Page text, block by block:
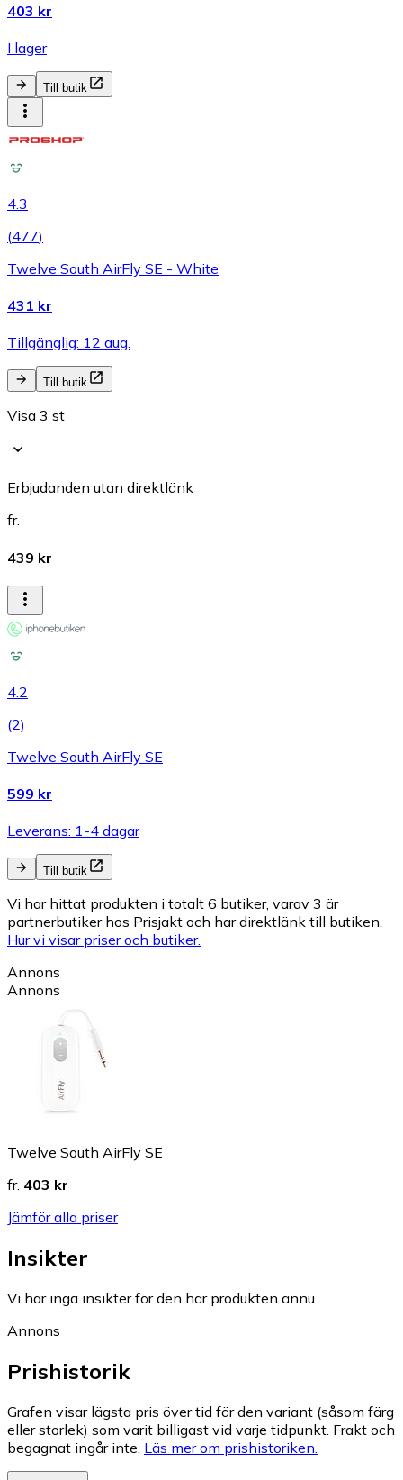
403 kr
I lager
Till butik
4.3
(477)
Twelve South AirFly SE - White
431 kr
Tillgänglig: 12 aug.
Till butik
Visa 3 st
Erbjudanden utan direktlänk
fr.
439 kr
4.2
(2)
Twelve South AirFly SE
599 kr
Leverans: 1-4 dagar
Till butik
Vi har hittat produkten i totalt 6 butiker, varav 3 är
partnerbutiker hos Prisjakt och har direktlänk till butiken.
Hur vi visar priser och butiker.
Annons
Annons
Twelve South AirFly SE
fr. 403 kr
Jämför alla priser
Insikter
Vi har inga insikter för den här produkten ännu.
Annons
Prishistorik
Grafen visar lägsta pris över tid för den variant (såsom färg
eller storlek) som varit billigast vid varje tidpunkt. Frakt och
begagnat ingår inte. Läs mer om prishistoriken.